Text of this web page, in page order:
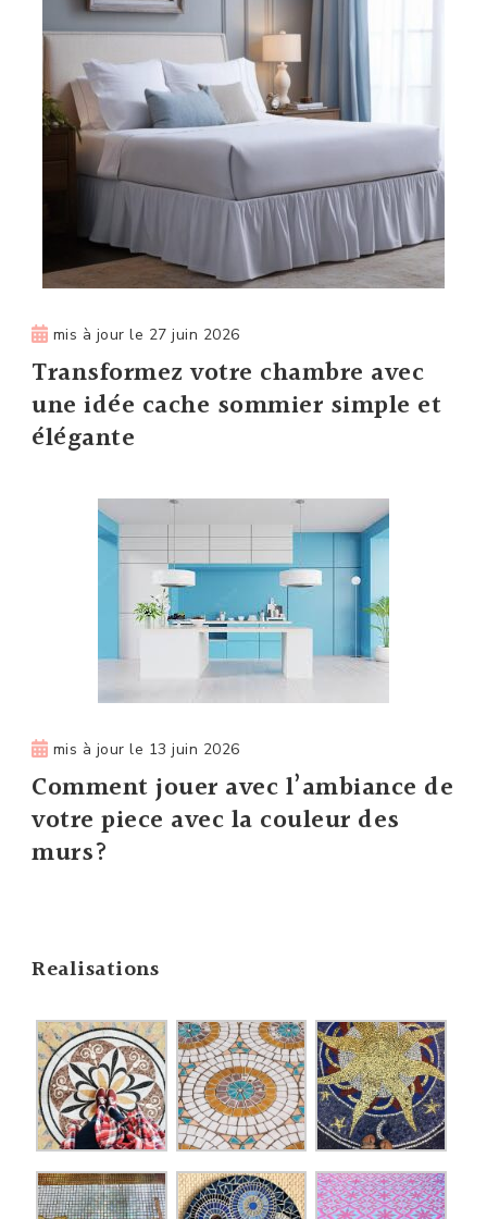
mis à jour le 27 juin 2026
Transformez votre chambre avec
une idée cache sommier simple et
élégante
mis à jour le 13 juin 2026
Comment jouer avec l’ambiance de
votre piece avec la couleur des
murs?
Realisations